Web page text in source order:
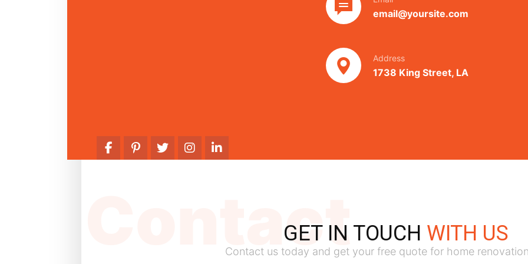
email@yoursite.com
Address
1738 King Street, LA
ContactGET IN TOUCH WITH US
Contact us today and get your free quote for home